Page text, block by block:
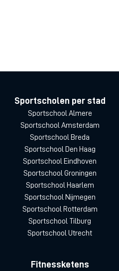
Sportscholen per stad
Sportschool Almere
Sportschool Amsterdam
Sportschool Breda
Sportschool Den Haag
Sportschool Eindhoven
Sportschool Groningen
Sportschool Haarlem
Sportschool Nijmegen
Sportschool Rotterdam
Sportschool Tilburg
Sportschool Utrecht
Fitnessketens